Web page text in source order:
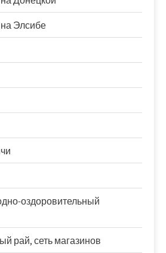
Элсибе
оздоровительный
рай, сеть магазинов